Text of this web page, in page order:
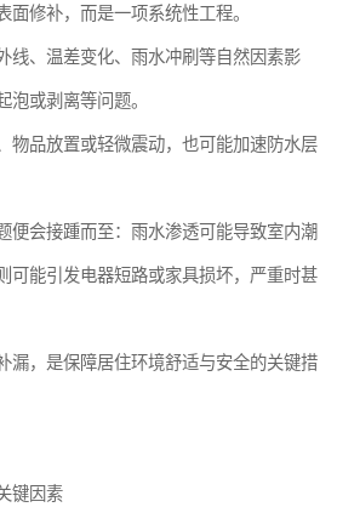
面修补，而是一项系统性工程。
线、温差变化、雨水冲刷等自然因素影
泡或剥离等问题。
物品放置或轻微震动，也可能加速防水层
便会接踵而至：雨水渗透可能导致室内潮
可能引发电器短路或家具损坏，严重时甚
漏，是保障居住环境舒适与安全的关键措
键因素